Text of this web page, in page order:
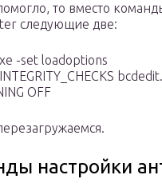
то вместо
следующие две:
-set loadoptions
OFF
настройки